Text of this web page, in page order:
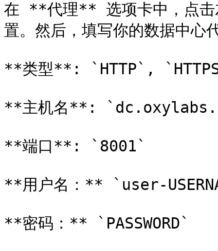
在 **代理** 选项卡中，点
置。然后，填写你的数据中心
**类型**: `HTTP`,
**主机名**:
**端口**: `8001`
**用户名：** `user-
**密码：** `PASSWORD`